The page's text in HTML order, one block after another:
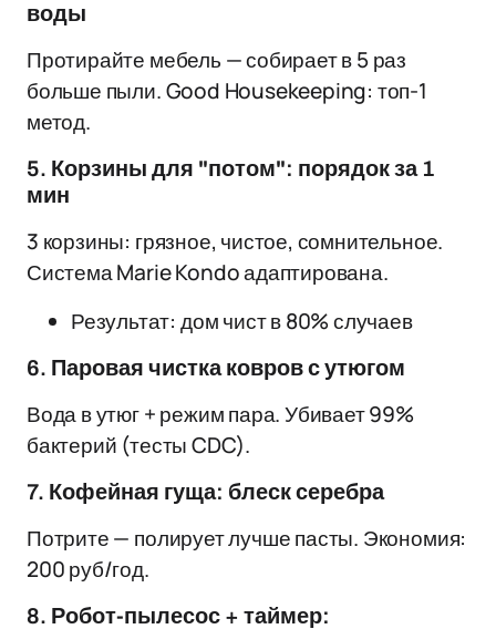
воды
Протирайте мебель — собирает в 5 раз
больше пыли. Good Housekeeping: топ-1
метод.
5. Корзины для "потом": порядок за 1
мин
3 корзины: грязное, чистое, сомнительное.
Система Marie Kondo адаптирована.
Результат: дом чист в 80% случаев
6. Паровая чистка ковров с утюгом
Вода в утюг + режим пара. Убивает 99%
бактерий (тесты CDC).
7. Кофейная гуща: блеск серебра
Потрите — полирует лучше пасты. Экономия:
200 руб/год.
8. Робот-пылесос + таймер: